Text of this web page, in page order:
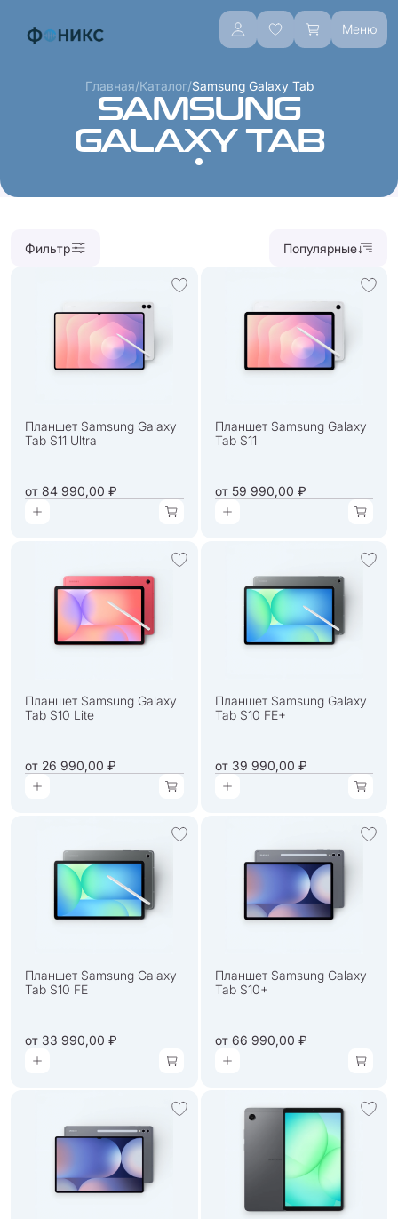
Меню
Главная/Каталог/Samsung Galaxy Tab
SAMSUNG
GALAXY TAB
Фильтр Популярные
Планшет Samsung Galaxy
Tab S11 Ultra
от 84 990,00 ₽
Планшет Samsung Galaxy
Tab S11
от59 990,00 ₽
Планшет Samsung Galaxy
Tab S10 Lite
от 26 990,00 ₽
Планшет Samsung Galaxy
Tab S10 FE+
от39 990,00 ₽
Планшет Samsung Galaxy
Tab S10 FE
от 33 990,00 ₽
Планшет Samsung Galaxy
Tab S10+
от66 990,00 ₽